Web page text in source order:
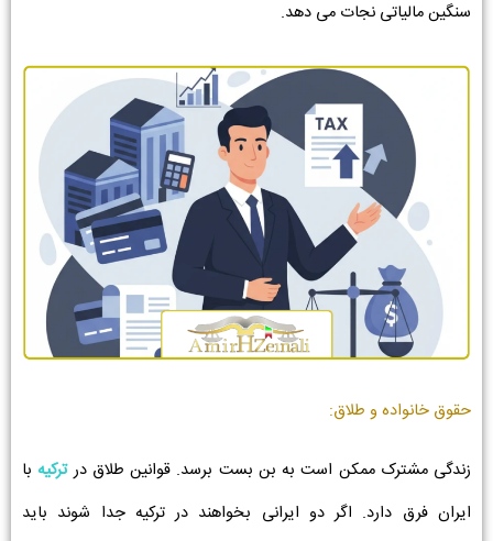
سنگین مالیاتی نجات می دهد.
حقوق خانواده و طلاق:
زندگی مشترک ممکن است به بن بست برسد. قوانین طلاق درترکیه با
ایران فرق دارد. اگر دو ایرانی بخواهند در ترکیه جدا شوند باید